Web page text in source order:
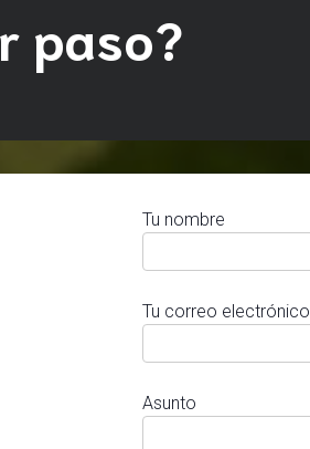
paso?
Tu nombre
Tu correo electrónico
Asunto